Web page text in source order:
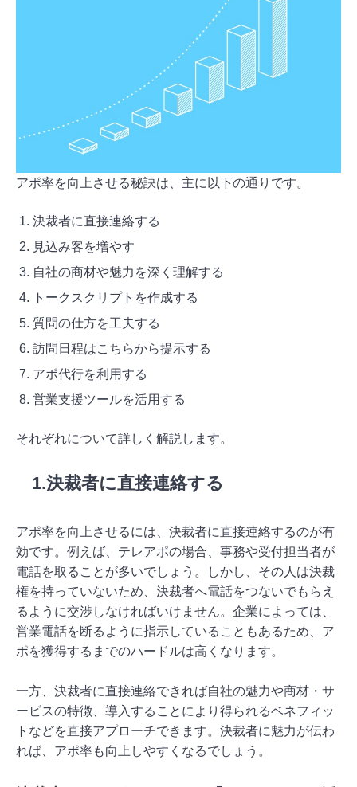
アポ率を向上させる秘訣は、主に以下の通りです。
決裁者に直接連絡する
見込み客を増やす
自社の商材や魅力を深く理解する
トークスクリプトを作成する
質問の仕方を工夫する
訪問日程はこちらから提示する
アポ代行を利用する
営業支援ツールを活用する
それぞれについて詳しく解説します。
1.決裁者に直接連絡する
アポ率を向上させるには、決裁者に直接連絡するのが有
効です。例えば、テレアポの場合、事務や受付担当者が
電話を取ることが多いでしょう。しかし、その人は決裁
権を持っていないため、決裁者へ電話をつないでもらえ
るように交渉しなければいけません。企業によっては、
営業電話を断るように指示していることもあるため、ア
ポを獲得するまでのハードルは高くなります。
一方、決裁者に直接連絡できれば自社の魅力や商材・サ
ービスの特徴、導入することにより得られるベネフィッ
トなどを直接アプローチできます。決裁者に魅力が伝わ
れば、アポ率も向上しやすくなるでしょう。